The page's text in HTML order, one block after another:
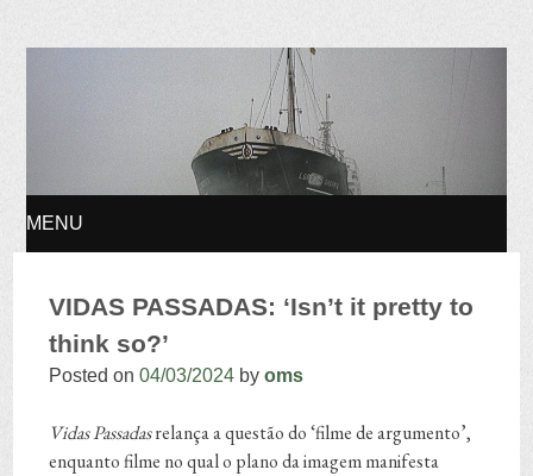
Osvaldo Manuel
Silvestre
MENU
VIDAS PASSADAS: ‘Isn’t it pretty to
think so?’
Posted on04/03/2024 byoms
Vidas Passadasrelança a questão do ‘filme de argumento’,
enquanto filme no qual o plano da imagem manifesta